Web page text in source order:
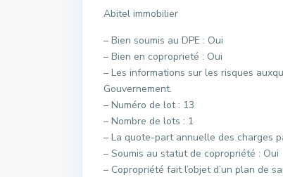
Abitel immobilier
– Bien soumis au DPE : Oui
– Bien en coproprieté : Oui
– Les informations sur les risques
Gouvernement.
– Numéro de lot : 13
– Nombre de lots : 1
– La quote-part annuelle des charges
– Soumis au statut de copropriété : Oui
– Copropriété fait l’objet d’un plan de